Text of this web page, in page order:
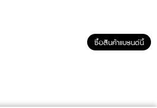
ซื้อสินค้าแบรนด์นี้